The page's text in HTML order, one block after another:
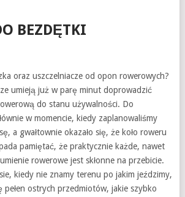
BEZDĘTKI
oraz uszczelniacze od opon rowerowych?
umieją już w parę minut doprowadzić
do stanu używalności. Do
w momencie, kiedy zaplanowaliśmy
a gwałtownie okazało się, że koło roweru
pamiętać, że praktycznie każde, nawet
rowerowe jest skłonne na przebicie.
kiedy nie znamy terenu po jakim jeździmy,
pełen ostrych przedmiotów, jakie szybko